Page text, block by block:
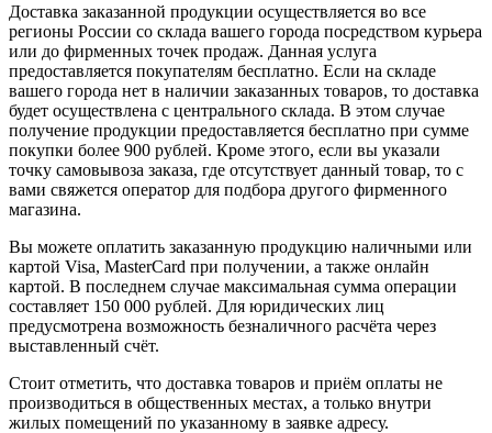
Доставка заказанной продукции осуществляется во все
регионы России со склада вашего города посредством курьера
или до фирменных точек продаж. Данная услуга
предоставляется покупателям бесплатно. Если на складе
вашего города нет в наличии заказанных товаров, то доставка
будет осуществлена с центрального склада. В этом случае
получение продукции предоставляется бесплатно при сумме
покупки более 900 рублей. Кроме этого, если вы указали
точку самовывоза заказа, где отсутствует данный товар, то с
вами свяжется оператор для подбора другого фирменного
магазина.
Вы можете оплатить заказанную продукцию наличными или
картой Visa, MasterCard при получении, а также онлайн
картой. В последнем случае максимальная сумма операции
составляет 150 000 рублей. Для юридических лиц
предусмотрена возможность безналичного расчёта через
выставленный счёт.
Стоит отметить, что доставка товаров и приём оплаты не
производиться в общественных местах, а только внутри
жилых помещений по указанному в заявке адресу.